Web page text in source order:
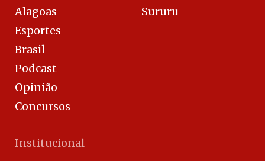
Alagoas
Esportes
Brasil
Podcast
Opinião
Concursos
Sururu
Institucional